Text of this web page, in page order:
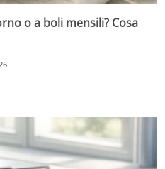
o a boli mensili? Cosa